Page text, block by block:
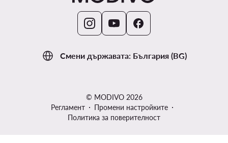
Смени държавата: България (BG)
© MODIVO 2026
Регламент
Промени настройките
Политика за поверителност